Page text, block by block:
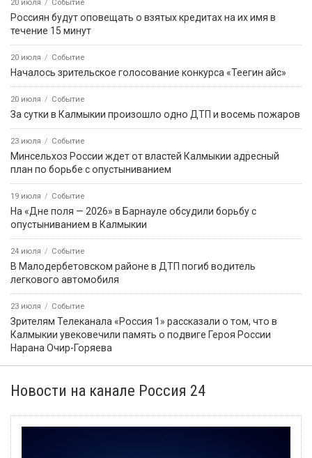
20 июля Событие
Россиян будут оповещать о взятых кредитах на их имя в
течение 15 минут
20 июля Событие
Началось зрительское голосование конкурса «Теегин айс»
20 июля Событие
За сутки в Калмыкии произошло одно ДТП и восемь пожаров
23 июля Событие
Минсельхоз России ждет от властей Калмыкии адресный
план по борьбе с опустыниванием
19 июля Событие
На «Дне поля — 2026» в Барнауле обсудили борьбу с
опустыниванием в Калмыкии
24 июля Событие
В Малодербетовском районе в ДТП погиб водитель
легкового автомобиля
23 июля Событие
Зрителям Телеканала «Россия 1» рассказали о том, что в
Калмыкии увековечили память о подвиге Героя России
Нарана Очир-Горяева
Новости на канале Россия 24